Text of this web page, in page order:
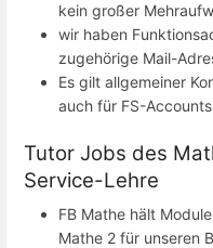
kein großer
wir haben
zugehörige Mail-
Es gilt allgemeiner
auch für FS-
Tutor Jobs des
Service-Lehre
FB Mathe hält
Mathe 2 für unseren